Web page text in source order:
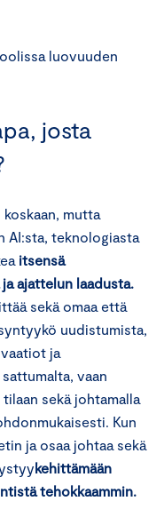
luovuuden
josta
mutta
AI:sta, teknologiasta
itsensä
ajattelun laadusta.
sekä omaa että
uudistumista,
ja
vaan
sekä johtamalla
Kun
ja osaa johtaa sekä
kehittämään
tehokkaammin.